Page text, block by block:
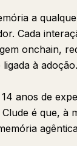
a
Cada
onchain,
à adoção.
14 anos de
é que, à